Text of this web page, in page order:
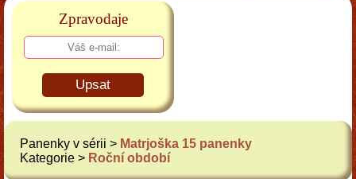
Zpravodaje
Upsat
Panenky v sérii > Matrjoška 15 panenky
Kategorie > Roční období